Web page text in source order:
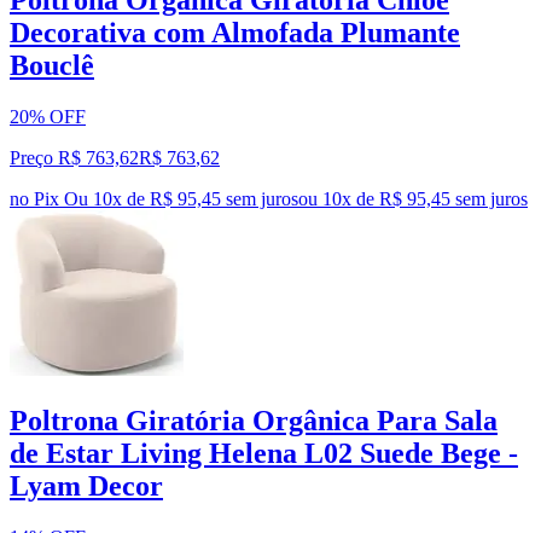
Decorativa com Almofada Plumante
Bouclê
20% OFF
Preço R$ 763,62R$ 763,62
no Pix Ou 10x de R$ 95,45 sem jurosou 10x de R$ 95,45 sem juros
Poltrona Giratória Orgânica Para Sala
de Estar Living Helena L02 Suede Bege -
Lyam Decor